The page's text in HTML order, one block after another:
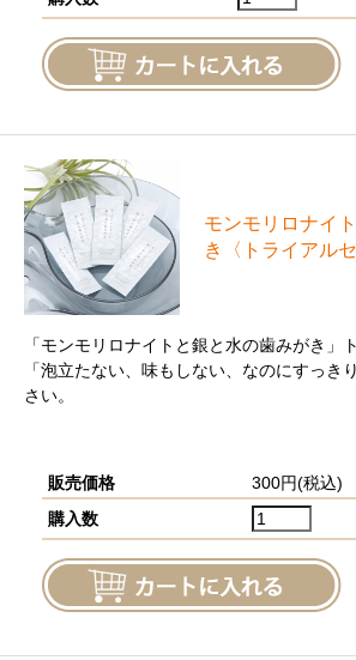
モンモリロナイ
き〈トライアルセ
「モンモリロナイトと銀と水の歯みがき」
「泡立たない、味もしない、なのにすっき
さい。
販売価格
300円(税込)
購入数